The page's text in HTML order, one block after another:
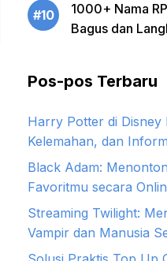
#10
1000+ Nama
Bagus dan
Pos-pos Terbaru
Harry Potter di Disney
Kelemahan, dan
Black Adam:
Favoritmu secara
Streaming Twilight:
Vampir dan Manusia